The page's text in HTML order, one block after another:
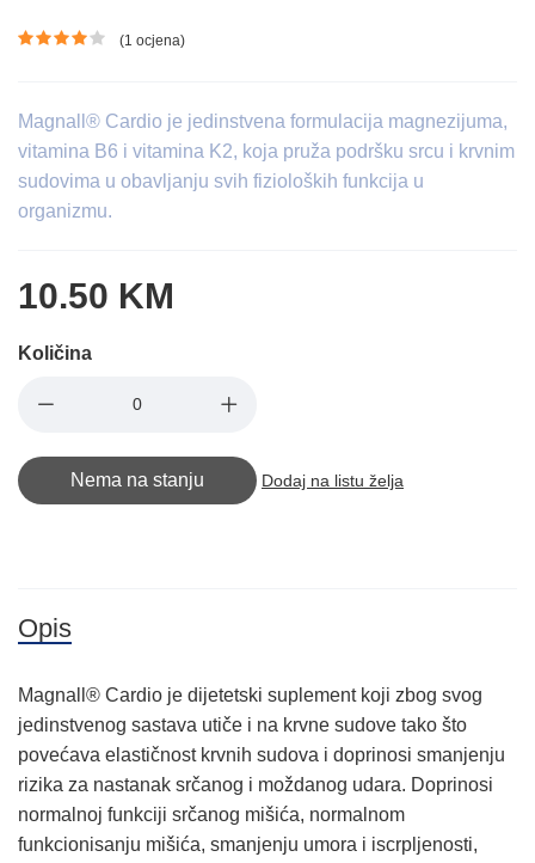
Ocjena proizvoda
(1 ocjena)
Magnall® Cardio je jedinstvena formulacija magnezijuma,
vitamina B6 i vitamina K2, koja pruža podršku srcu i krvnim
sudovima u obavljanju svih fizioloških funkcija u
organizmu.
10.50 KM
Količina
Nema na stanju Dodaj na listu želja
Opis
Magnall® Cardio je dijetetski suplement koji zbog svog
jedinstvenog sastava utiče i na krvne sudove tako što
povećava elastičnost krvnih sudova i doprinosi smanjenju
rizika za nastanak srčanog i moždanog udara. Doprinosi
normalnoj funkciji srčanog mišića, normalnom
funkcionisanju mišića, smanjenju umora i iscrpljenosti,